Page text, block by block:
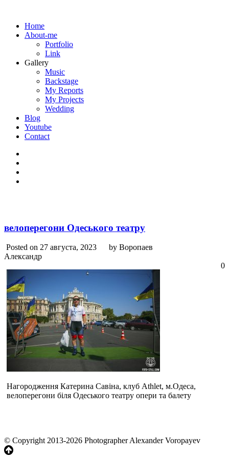
Home
About-me
Portfolio
Link
Gallery
Music
Backstage
My Reports
My Projects
Wedding
Blog
Youtube
Contact
велоперегони Одеського театру
Posted on 27 августа, 2023
by Воропаев
Александр
0
Нагородження Катерина Савіна, клуб Athlet, м.Одеса,
велоперегони біля Одеського театру опери та балету
© Copyright 2013-2026 Photographer Alexander Voropayev